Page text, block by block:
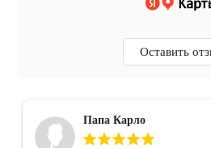
Оставить
Папа Карло